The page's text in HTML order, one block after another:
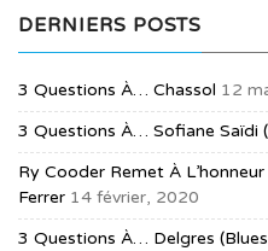
DERNIERS POSTS
3 Questions À… Chassol 12
3 Questions À… Sofiane Saïdi
Ry Cooder Remet À
Ferrer 14 février, 2020
3 Questions À… Delgres